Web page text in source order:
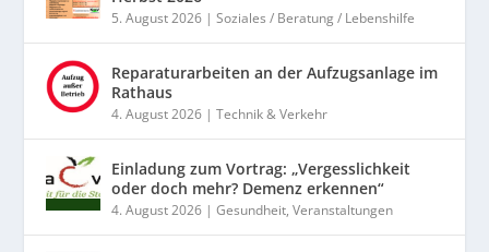
5. August 2026 |Soziales / Beratung / Lebenshilfe
Reparaturarbeiten an der Aufzugsanlage im
Rathaus
4. August 2026 |Technik & Verkehr
Einladung zum Vortrag: „Vergesslichkeit
oder doch mehr? Demenz erkennen“
4. August 2026 |Gesundheit,Veranstaltungen